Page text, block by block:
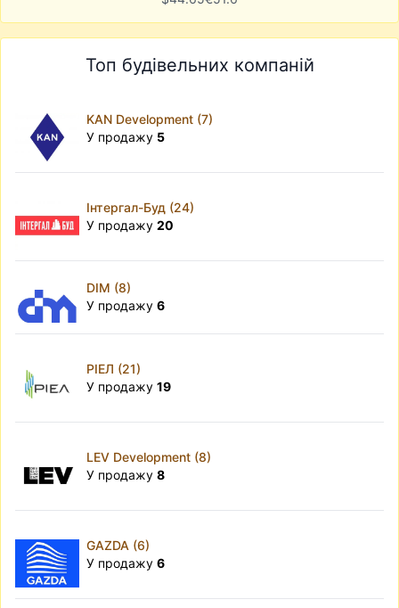
Топ будівельних компаній
KAN Development (7)
У продажу 5
Інтергал-Буд (24)
У продажу 20
DIM (8)
У продажу 6
РІЕЛ (21)
У продажу 19
LEV Development (8)
У продажу 8
GAZDA (6)
У продажу 6